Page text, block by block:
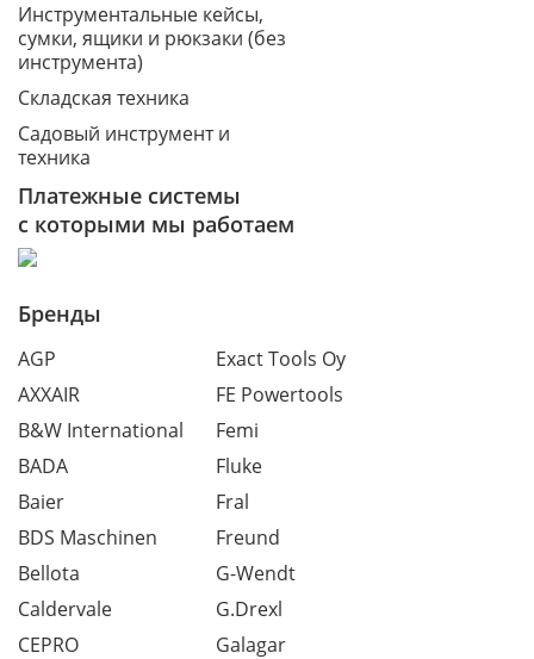
Инструментальные кейсы,
сумки, ящики и рюкзаки (без
инструмента)
Складская техника
Садовый инструмент и
техника
Платежные системы
с которыми мы работаем
Бренды
AGP
AXXAIR
B&W International
BADA
Baier
BDS Maschinen
Bellota
Caldervale
CEPRO
Exact Tools Oy
FE Powertools
Femi
Fluke
Fral
Freund
G-Wendt
G.Drexl
Galagar